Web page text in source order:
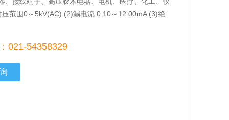
范围0～5kV(AC) (2)漏电流 0.10～12.00mA (3)绝
021-54358329